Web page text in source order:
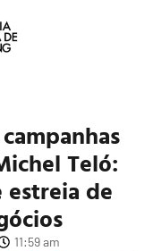
Teló:
estreia de
11:59 am